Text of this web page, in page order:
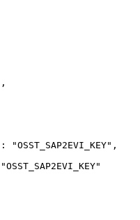
,
: "OSST_SAP2EVI_KEY" ,
"OSST_SAP2EVI_KEY"